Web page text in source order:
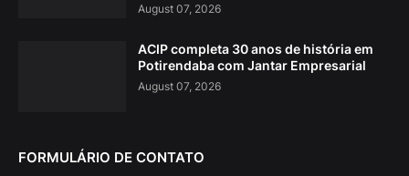
August 07, 2026
ACIP completa 30 anos de história em
Potirendaba com Jantar Empresarial
August 07, 2026
FORMULÁRIO DE CONTATO